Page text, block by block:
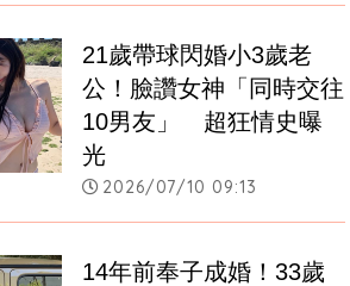
21歲帶球閃婚小3歲老
公！臉讚女神「同時交往
10男友」　超狂情史曝
光
2026/07/10 09:13
14年前奉子成婚！33歲